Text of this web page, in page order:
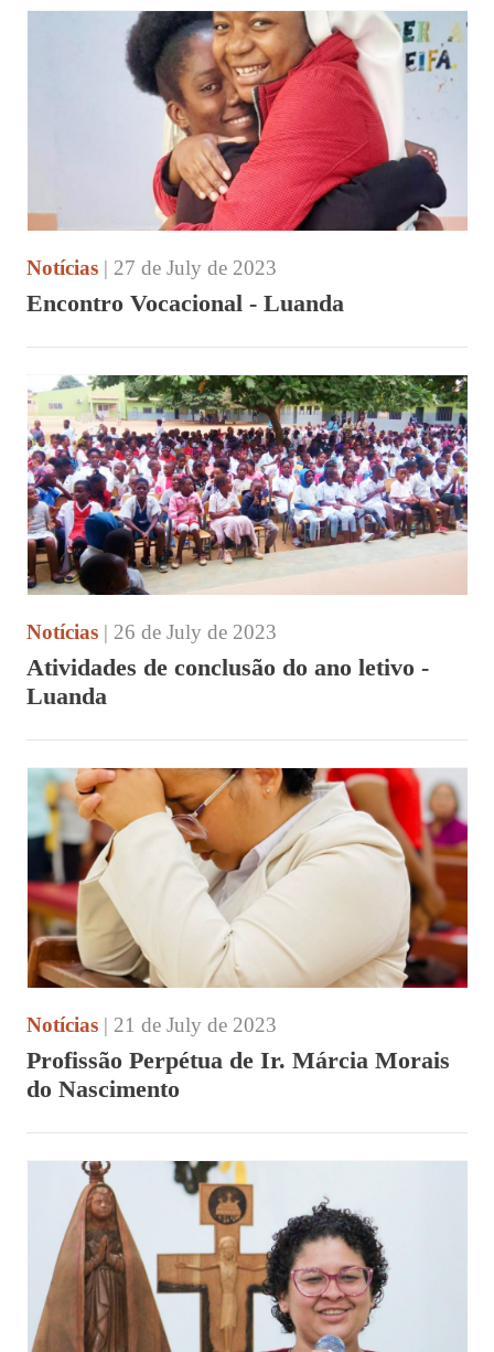
Notícias | 27 de July de 2023
Encontro Vocacional - Luanda
Notícias | 26 de July de 2023
Atividades de conclusão do ano letivo -
Luanda
Notícias | 21 de July de 2023
Profissão Perpétua de Ir. Márcia Morais
do Nascimento